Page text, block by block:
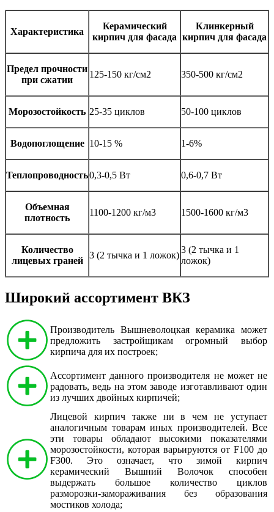
Характеристика
Керамический
кирпич для фасада
Клинкерный
кирпич для фасада
Предел прочности
при сжатии
125-150 кг/см2 350-500 кг/см2
Морозостойкость 25-35 циклов 50-100 циклов
Водопоглощение 10-15 % 1-6%
Теплопроводность0,3-0,5 Вт 0,6-0,7 Вт
Объемная
плотность
1100-1200 кг/м3 1500-1600 кг/м3
Количество
лицевых граней
3 (2 тычка и 1 ложок)
3 (2 тычка и 1
ложок)
Широкий ассортимент ВКЗ
Производитель Вышневолоцкая керамика может
предложить застройщикам огромный выбор
кирпича для их построек;
Ассортимент данного производителя не может не
радовать, ведь на этом заводе изготавливают один
из лучших двойных кирпичей;
Лицевой кирпич также ни в чем не уступает
аналогичным товарам иных производителей. Все
эти товары обладают высокими показателями
морозостойкости, которая варьируются от F100 до
F300. Это означает, что зимой кирпич
керамический Вышний Волочок способен
выдержать большое количество циклов
разморозки-замораживания без образования
мостиков холода;